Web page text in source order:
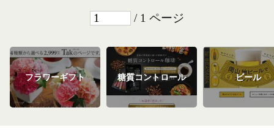
/ 1 ページ
フラワーギフト 糖質コントロール ビール